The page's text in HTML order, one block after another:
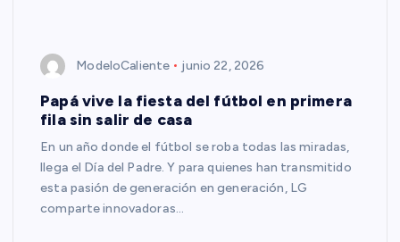
ModeloCaliente junio 22, 2026
Papá vive la fiesta del fútbol en primera
fila sin salir de casa
En un año donde el fútbol se roba todas las miradas,
llega el Día del Padre. Y para quienes han transmitido
esta pasión de generación en generación, LG
comparte innovadoras…